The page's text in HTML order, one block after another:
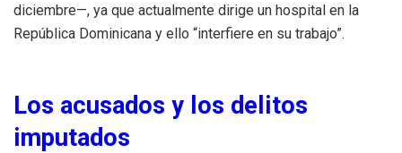
diciembre—, ya que actualmente dirige un hospital en la
República Dominicana y ello “interfiere en su trabajo”.
Los acusados y los delitos
imputados